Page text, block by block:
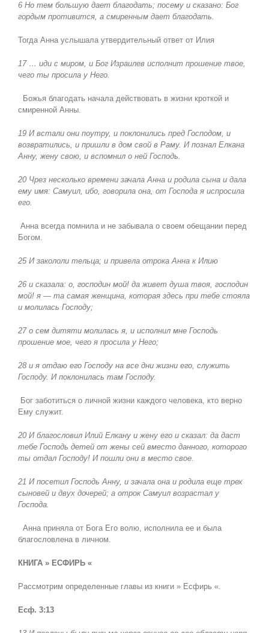
6 Но тем большую дает благодать; посему и сказано: Бог
гордым противится, а смиренным дает благодать.
Тогда Анна услышала утвердительный ответ от Илия
17 … иди с миром, и Бог Израилев исполнит прошение твое,
чего ты просила у Него.
Божья благодать начала действовать в жизни кроткой и
смиренной Анны.
19 И встали они поутру, и поклонились пред Господом, и
возвратились, и пришли в дом свой в Раму. И познал Елкана
Анну, жену свою, и вспомнил о ней Господь.
20 Чрез несколько времени зачала Анна и родила сына и дала
ему имя: Самуил, ибо, говорила она, от Господа я испросила
его.
Анна всегда помнила и не забывала о своем обещании перед
Богом.
25 И закололи тельца; и привела отрока Анна к Илию
26 и сказала: о, господин мой! да живет душа твоя, господин
мой! я — та самая женщина, которая здесь при тебе стояла
и молилась Господу;
27 о сем дитяти молилась я, и исполнил мне Господь
прошение мое, чего я просила у Него;
28 и я отдаю его Господу на все дни жизни его, служить
Господу. И поклонилась там Господу.
Бог заботиться о личной жизни каждого человека, кто верно
Ему служит.
20 И благословил Илий Елкану и жену его и сказал: да даст
тебе Господь детей от жены сей вместо данного, которого
ты отдал Господу! И пошли они в место свое.
21 И посетил Господь Анну, и зачала она и родила еще трех
сыновей и двух дочерей; а отрок Самуил возрастал у
Господа.
Анна приняла от Бога Его волю, исполнила ее и была
благословлена в личном.
КНИГА » ЕСФИРЬ «
Рассмотрим определенные главы из книги » Есфирь «.
Есф. 3:13